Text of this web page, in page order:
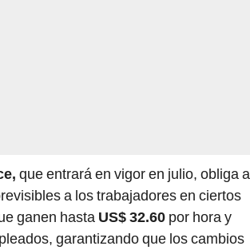
que entrará en vigor en julio, obliga a
a los trabajadores en ciertos
ganen hasta US$ 32.60 por hora y
garantizando que los cambios